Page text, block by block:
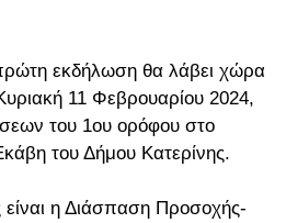
εκδήλωση θα λάβει χώρα
11 Φεβρουαρίου 2024,
του 1ου ορόφου στο
του Δήμου Κατερίνης.
είναι η Διάσπαση Προσοχής-